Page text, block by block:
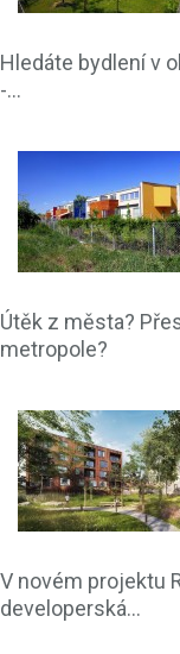
Hledáte bydlení v
-...
Útěk z města?
metropole?
V novém projektu
developerská...